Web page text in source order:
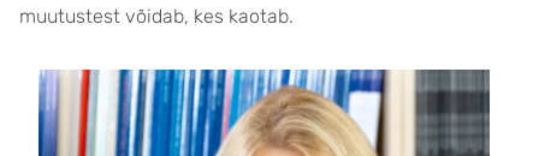
muutustest võidab, kes kaotab.